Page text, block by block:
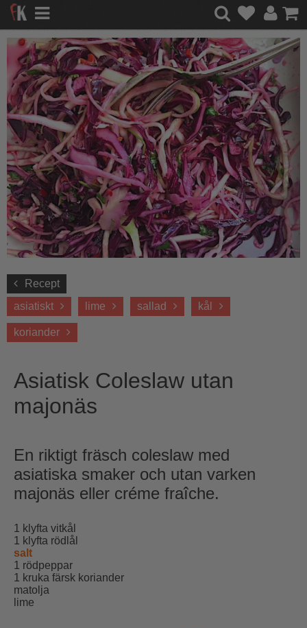
Recept
asiatiskt
lime sallad kål
koriander
Asiatisk Coleslaw utan
majonäs
En riktigt fräsch coleslaw med
asiatiska smaker och utan varken
majonäs eller créme fraîche.
1 klyfta vitkål
1 klyfta rödlål
salt
1 rödpeppar
1 kruka färsk koriander
matolja
lime